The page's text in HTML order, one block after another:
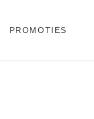
PROMOTIES